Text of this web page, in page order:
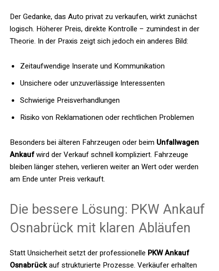
Der Gedanke, das Auto privat zu verkaufen, wirkt zunächst
logisch. Höherer Preis, direkte Kontrolle – zumindest in der
Theorie. In der Praxis zeigt sich jedoch ein anderes Bild:
Zeitaufwendige Inserate und Kommunikation
Unsichere oder unzuverlässige Interessenten
Schwierige Preisverhandlungen
Risiko von Reklamationen oder rechtlichen Problemen
Besonders bei älteren Fahrzeugen oder beim Unfallwagen
Ankaufwird der Verkauf schnell kompliziert. Fahrzeuge
bleiben länger stehen, verlieren weiter an Wert oder werden
am Ende unter Preis verkauft.
Die bessere Lösung: PKW Ankauf
Osnabrück mit klaren Abläufen
Statt Unsicherheit setzt der professionelle PKW Ankauf
Osnabrückauf strukturierte Prozesse. Verkäufer erhalten